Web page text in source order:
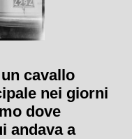
cavallo
nei giorni
dove
andava a